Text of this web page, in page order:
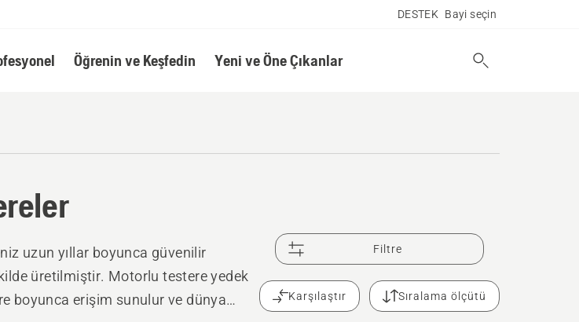
DESTEK Bayi seçin
Öğrenin ve Keşfedin Yeni ve Öne Çıkanlar
uzun yıllar boyunca güvenilir
üretilmiştir. Motorlu testere yedek
boyunca erişim sunulur ve dünya
Filtre
Karşılaştır Sıralama ölçütü